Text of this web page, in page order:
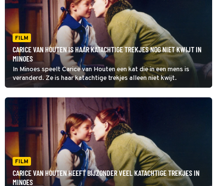
FILM
CARICE VAN HOUTEN IS HAAR KATACHTIGE TREKJES NOG NIET KWIJT IN
MINOES
In Minoes speelt Carice van Houten een kat die in een mens is
veranderd. Ze is haar katachtige trekjes alleen niet kwijt.
FILM
CARICE VAN HOUTEN HEEFT BIJZONDER VEEL KATACHTIGE TREKJES IN
MINOES